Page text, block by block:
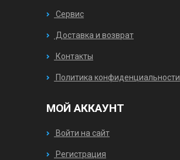
Сервис
Доставка и возврат
Контакты
Политика конфиденциальности
МОЙ АККАУНТ
Войти на сайт
Регистрация